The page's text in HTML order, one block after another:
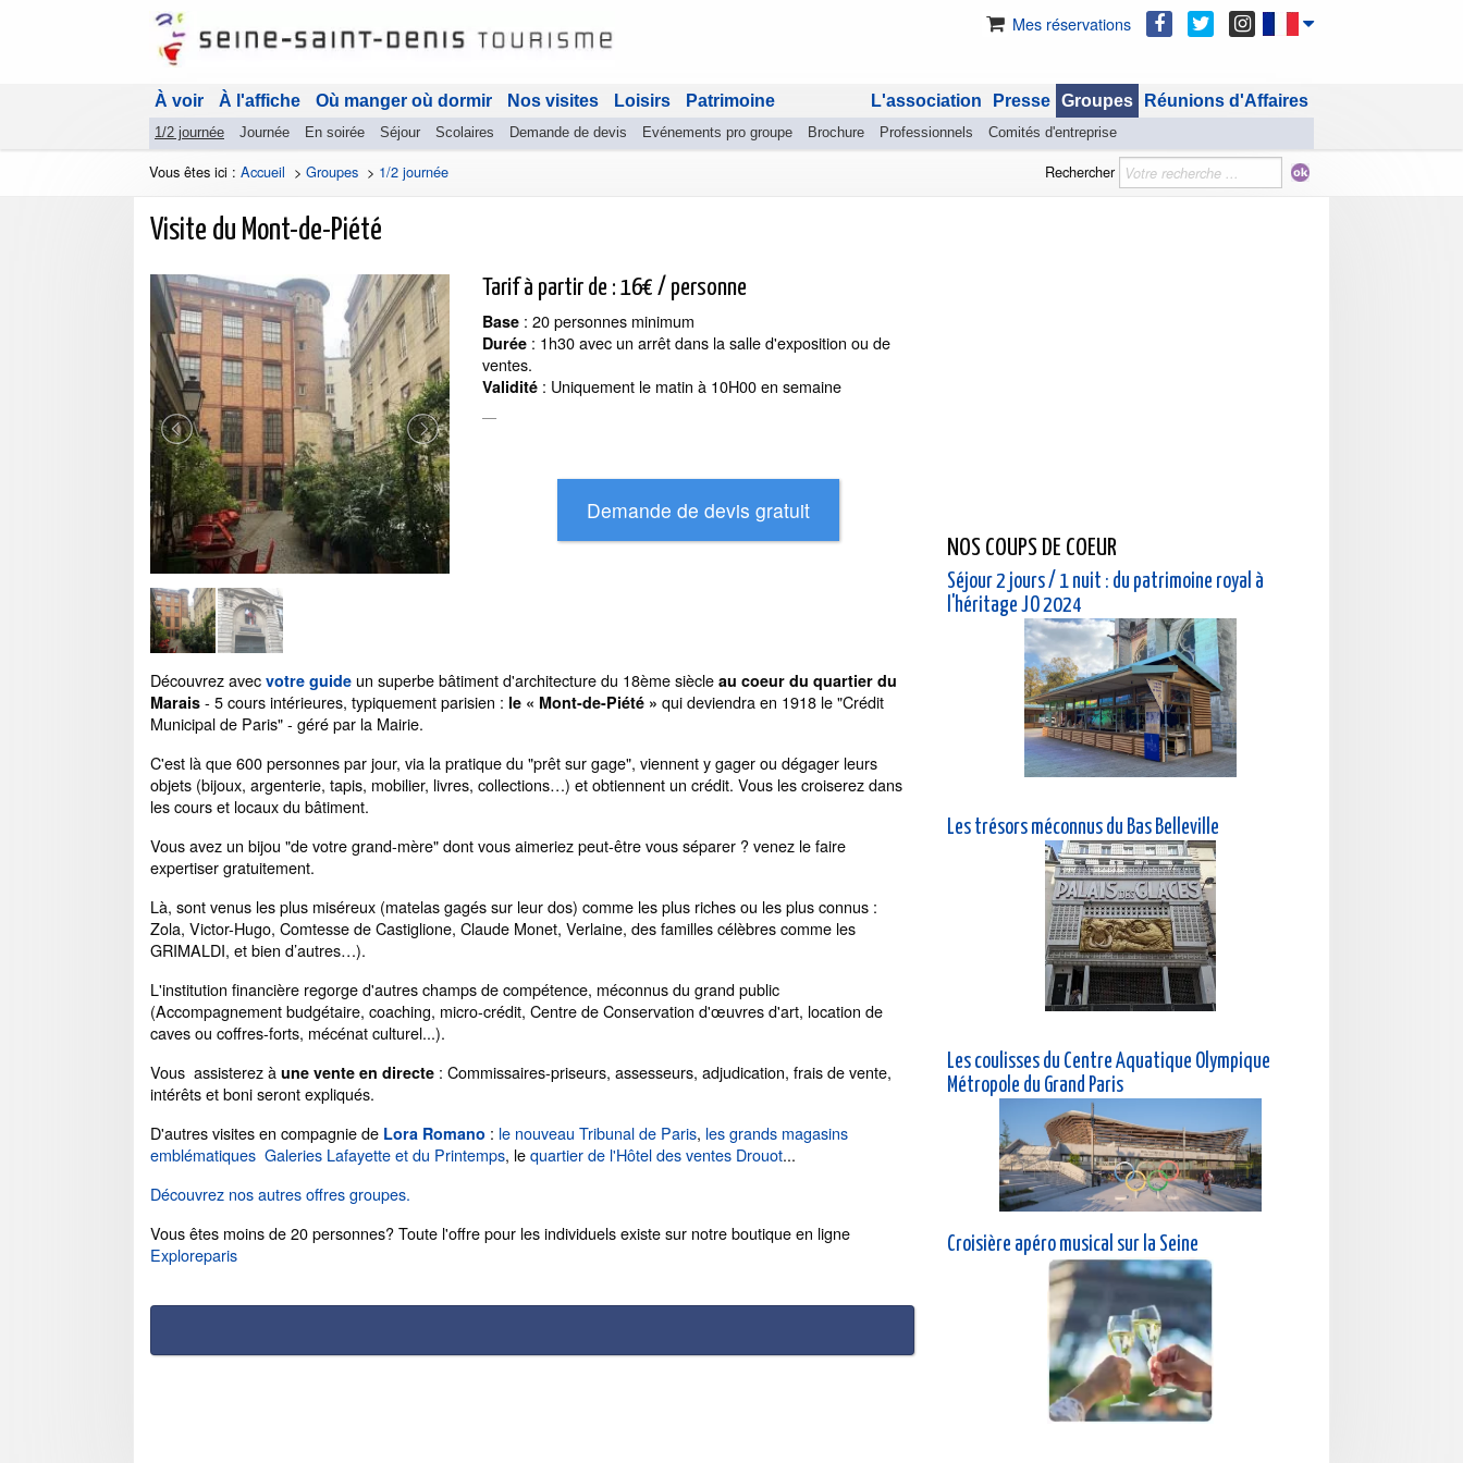
Mes réservations
À voir À l'affiche Où manger où dormir Nos visites Loisirs Patrimoine Réunions d'Affaires
Groupes
1/2 journée Journée En soirée Séjour Scolaires Demande de devis Evénements pro groupe Brochure Professionnels Comités d'entreprise
Presse
L'association
Vous êtes ici : Accueil > Groupes > 1/2 journée Rechercher
Visite du Mont-de-Piété
Tarif à partir de : 16€ / personne
Base : 20 personnes minimum
Durée : 1h30 avec un arrêt dans la salle d'exposition ou de
ventes.
Validité : Uniquement le matin à 10H00 en semaine
Découvrez avec votre guide un superbe bâtiment d'architecture du 18ème siècle au coeur du quartier du
Marais - 5 cours intérieures, typiquement parisien : le « Mont-de-Piété » qui deviendra en 1918 le "Crédit
Municipal de Paris" - géré par la Mairie.
C'est là que 600 personnes par jour, via la pratique du "prêt sur gage", viennent y gager ou dégager leurs
objets (bijoux, argenterie, tapis, mobilier, livres, collections…) et obtiennent un crédit. Vous les croiserez dans
les cours et locaux du bâtiment.
Vous avez un bijou "de votre grand-mère" dont vous aimeriez peut-être vous séparer ? venez le faire
expertiser gratuitement.
Là, sont venus les plus miséreux (matelas gagés sur leur dos) comme les plus riches ou les plus connus :
Zola, Victor-Hugo, Comtesse de Castiglione, Claude Monet, Verlaine, des familles célèbres comme les
GRIMALDI, et bien d’autres…).
L'institution financière regorge d'autres champs de compétence, méconnus du grand public
(Accompagnement budgétaire, coaching, micro-crédit, Centre de Conservation d'œuvres d'art, location de
caves ou coffres-forts, mécénat culturel...).
Vous assisterez à une vente en directe : Commissaires-priseurs, assesseurs, adjudication, frais de vente,
intérêts et boni seront expliqués.
D'autres visites en compagnie de Lora Romano : le nouveau Tribunal de Paris, les grands magasins
emblématiques Galeries Lafayette et du Printemps, lequartier de l'Hôtel des ventes Drouot...
Découvrez nos autres offres groupes.
Vous êtes moins de 20 personnes? Toute l'offre pour les individuels existe sur notre boutique en ligne
Exploreparis
NOS COUPS DE COEUR
Séjour 2 jours / 1 nuit : du patrimoine royal à
l'héritage JO 2024
Les trésors méconnus du Bas Belleville
Les coulisses du Centre Aquatique Olympique
Métropole du Grand Paris
Croisière apéro musical sur la Seine